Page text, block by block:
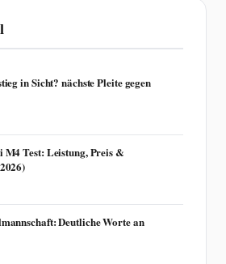
in Sicht? nächste Pleite gegen
Test: Leistung, Preis &
Deutliche Worte an